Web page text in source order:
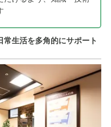
生活を多角的にサポート